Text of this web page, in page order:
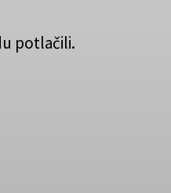
potlačili.